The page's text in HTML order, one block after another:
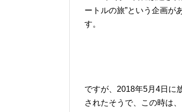
ートルの旅”という企画が
す。
ですが、2018年5月4日に
されたそうで、この時は